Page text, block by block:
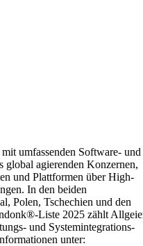
umfassenden Software- und
global agierenden Konzernen,
und Plattformen über High-
In den beiden
Polen, Tschechien und den
Liste 2025 zählt
und Systemintegrations-
unter: